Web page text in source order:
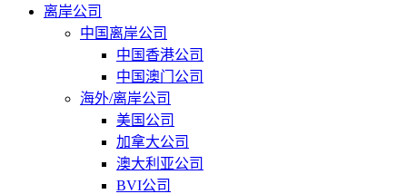
离岸公司
中国离岸公司
中国香港公司
中国澳门公司
海外/离岸公司
美国公司
加拿大公司
澳大利亚公司
BVI公司